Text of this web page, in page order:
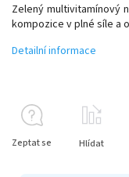
Zelený multivitamínový
kompozice v plné síle a
Detailní informace
Zeptat se Hlídat